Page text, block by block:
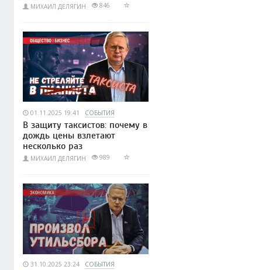
МИХАИЛ ДЕЛЯГИН 846
01.11.2025 19:41 СОБЫТИЯ
В защиту таксистов: почему в
дождь цены взлетают
несколько раз
МИХАИЛ ДЕЛЯГИН 989
31.10.2025 23:24 СОБЫТИЯ